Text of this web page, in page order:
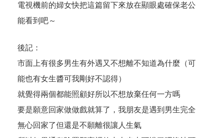
電視機前的婦女快把這篇留下來放在顯眼處確保老公
能看到吧～
後記：
市面上有很多男生有外遇又不想離不知道為什麼（可
能也有女生醬可我剛好不認得）
就覺得兩個都能照顧好所以不想放棄任何一方嗎
要是願意回家做做戲就算了，我朋友是遇到男生完全
無心回家了但還是不願離很讓人生氣